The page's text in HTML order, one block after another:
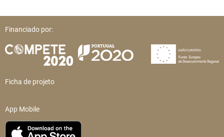
Financiado por:
Ficha de projeto
App Mobile